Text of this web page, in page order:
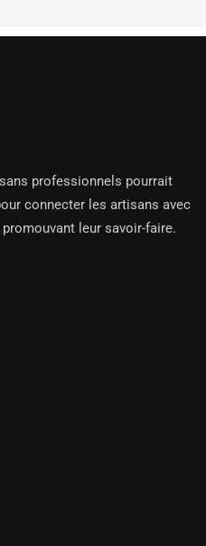
professionnels pourrait
connecter les artisans avec
leur savoir-faire.